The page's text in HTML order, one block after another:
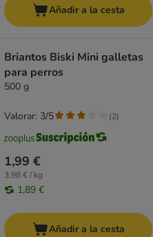
Añadir a la cesta
Briantos Biski Mini galletas
para perros
500 g
1,99 €
3,98 € / kg
1,89 €
Valorar: 3/5 (2)
Añadir a la cesta